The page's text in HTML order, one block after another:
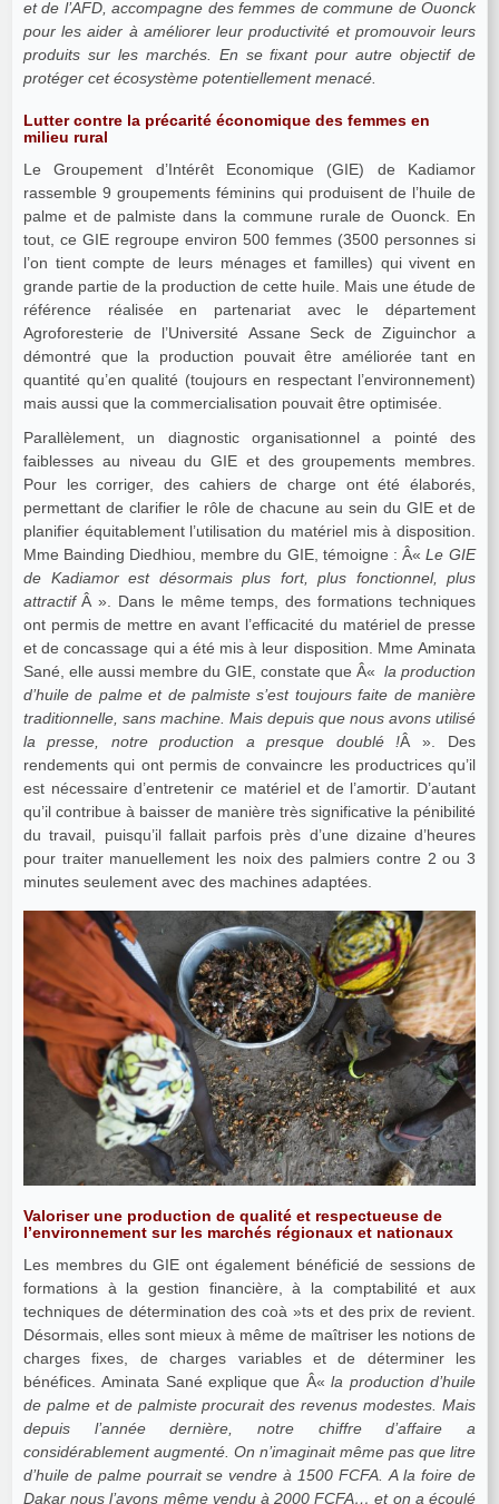
et de l’AFD, accompagne des femmes de commune de Ouonck
pour les aider à améliorer leur productivité et promouvoir leurs
produits sur les marchés. En se fixant pour autre objectif de
protéger cet écosystème potentiellement menacé.
Lutter contre la précarité économique des femmes en
milieu rural
Le Groupement d’Intérêt Economique (GIE) de Kadiamor
rassemble 9 groupements féminins qui produisent de l’huile de
palme et de palmiste dans la commune rurale de Ouonck. En
tout, ce GIE regroupe environ 500 femmes (3500 personnes si
l’on tient compte de leurs ménages et familles) qui vivent en
grande partie de la production de cette huile. Mais une étude de
référence réalisée en partenariat avec le département
Agroforesterie de l’Université Assane Seck de Ziguinchor a
démontré que la production pouvait être améliorée tant en
quantité qu’en qualité (toujours en respectant l’environnement)
mais aussi que la commercialisation pouvait être optimisée.
Parallèlement, un diagnostic organisationnel a pointé des
faiblesses au niveau du GIE et des groupements membres.
Pour les corriger, des cahiers de charge ont été élaborés,
permettant de clarifier le rôle de chacune au sein du GIE et de
planifier équitablement l’utilisation du matériel mis à disposition.
Mme Bainding Diedhiou, membre du GIE, témoigne : Â« Le GIE
de Kadiamor est désormais plus fort, plus fonctionnel, plus
attractif Â ». Dans le même temps, des formations techniques
ont permis de mettre en avant l’efficacité du matériel de presse
et de concassage qui a été mis à leur disposition. Mme Aminata
Sané, elle aussi membre du GIE, constate que Â« la production
d’huile de palme et de palmiste s’est toujours faite de manière
traditionnelle, sans machine. Mais depuis que nous avons utilisé
la presse, notre production a presque doublé !Â ». Des
rendements qui ont permis de convaincre les productrices qu’il
est nécessaire d’entretenir ce matériel et de l’amortir. D’autant
qu’il contribue à baisser de manière très significative la pénibilité
du travail, puisqu’il fallait parfois près d’une dizaine d’heures
pour traiter manuellement les noix des palmiers contre 2 ou 3
minutes seulement avec des machines adaptées.
Valoriser une production de qualité et respectueuse de
l’environnement sur les marchés régionaux et nationaux
Les membres du GIE ont également bénéficié de sessions de
formations à la gestion financière, à la comptabilité et aux
techniques de détermination des coà »ts et des prix de revient.
Désormais, elles sont mieux à même de maîtriser les notions de
charges fixes, de charges variables et de déterminer les
bénéfices. Aminata Sané explique que Â« la production d’huile
de palme et de palmiste procurait des revenus modestes. Mais
depuis l’année dernière, notre chiffre d’affaire a
considérablement augmenté. On n’imaginait même pas que litre
d’huile de palme pourrait se vendre à 1500 FCFA. A la foire de
Dakar nous l’avons même vendu à 2000 FCFA… et on a écoulé